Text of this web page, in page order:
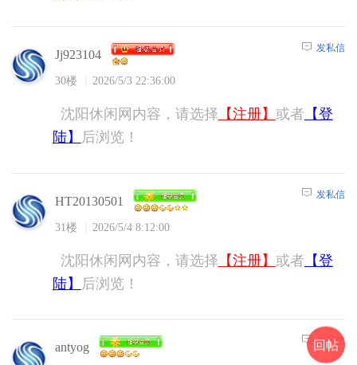
Jj923104
30楼 2026/5/3 22:36:00
发私信
沈阳休闲网内容，请选择 【注册】 或者 【登
陆】
后浏览！
HT20130501
31楼 2026/5/4 8:12:00
发私信
沈阳休闲网内容，请选择 【注册】 或者 【登
陆】
后浏览！
antyog 发私信
回帖